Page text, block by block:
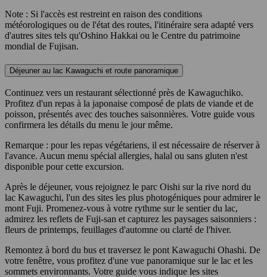
Note : Si l'accès est restreint en raison des conditions
météorologiques ou de l'état des routes, l'itinéraire sera adapté vers
d'autres sites tels qu'Oshino Hakkai ou le Centre du patrimoine
mondial de Fujisan.
Déjeuner au lac Kawaguchi et route panoramique
Continuez vers un restaurant sélectionné près de Kawaguchiko.
Profitez d'un repas à la japonaise composé de plats de viande et de
poisson, présentés avec des touches saisonnières. Votre guide vous
confirmera les détails du menu le jour même.
Remarque : pour les repas végétariens, il est nécessaire de réserver à
l'avance. Aucun menu spécial allergies, halal ou sans gluten n'est
disponible pour cette excursion.
Après le déjeuner, vous rejoignez le parc Oishi sur la rive nord du
lac Kawaguchi, l'un des sites les plus photogéniques pour admirer le
mont Fuji. Promenez-vous à votre rythme sur le sentier du lac,
admirez les reflets de Fuji-san et capturez les paysages saisonniers :
fleurs de printemps, feuillages d'automne ou clarté de l'hiver.
Remontez à bord du bus et traversez le pont Kawaguchi Ohashi. De
votre fenêtre, vous profitez d'une vue panoramique sur le lac et les
sommets environnants. Votre guide vous indique les sites